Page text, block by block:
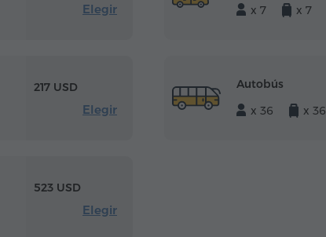
Elegir
x 7
x 7
217 USD
Elegir
Autobús
x 36
x 36
523 USD
Elegir